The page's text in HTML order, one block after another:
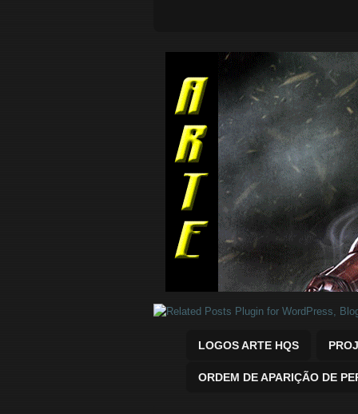
Quadrinhos Marvel e DC para
LOGOS ARTE HQS
ORDEM DE APARIÇÃO DE